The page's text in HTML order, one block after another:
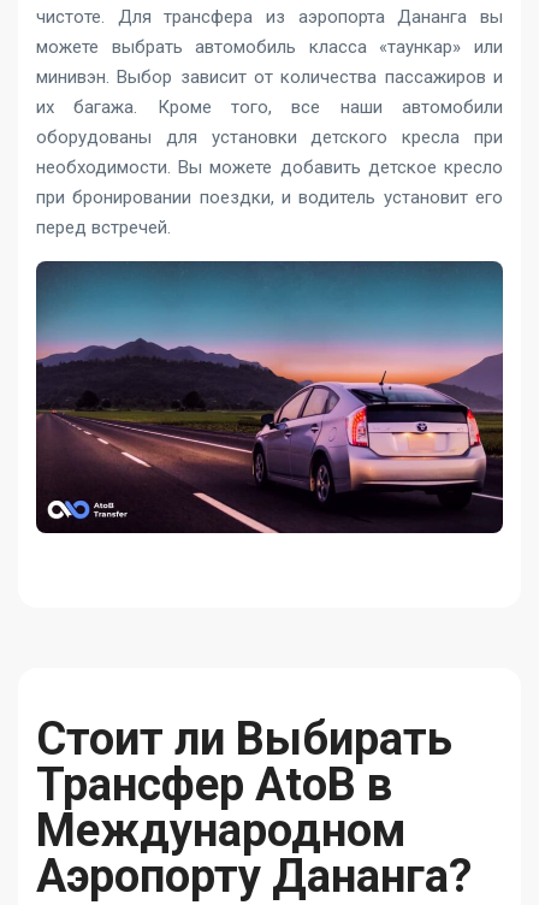
чистоте. Для трансфера из аэропорта Дананга вы
можете выбрать автомобиль класса «таункар» или
минивэн. Выбор зависит от количества пассажиров и
их багажа. Кроме того, все наши автомобили
оборудованы для установки детского кресла при
необходимости. Вы можете добавить детское кресло
при бронировании поездки, и водитель установит его
перед встречей.
Стоит ли Выбирать
Трансфер AtoB в
Международном
Аэропорту Дананга?